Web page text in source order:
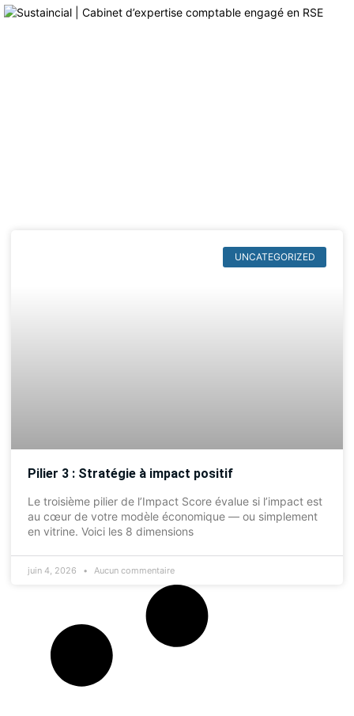
UNCATEGORIZED
Pilier 3 : Stratégie à impact positif
Le troisième pilier de l’Impact Score évalue si l’impact est
au cœur de votre modèle économique — ou simplement
en vitrine. Voici les 8 dimensions
juin 4, 2026 Aucun commentaire